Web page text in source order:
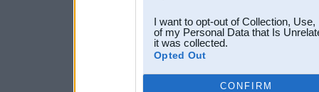
I want to opt-out of Collection,
of my Personal Data that Is
it was collected.
Opted Out
CONFIRM